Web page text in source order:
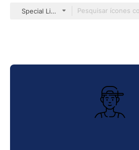
Special Lineal